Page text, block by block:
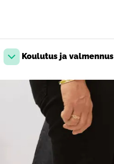
Avaa pudotusvalikko
Koulutus ja valmennus